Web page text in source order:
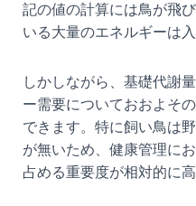
記の値の計算には鳥が飛
いる大量のエネルギーは
しかしながら、基礎代謝
ー需要についておおよそ
できます。特に飼い鳥は
が無いため、健康管理に
占める重要度が相対的に